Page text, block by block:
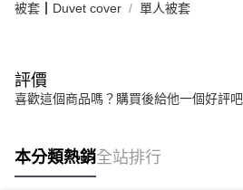
被套┃Duvet cover 單人被套
評價
喜歡這個商品嗎？購買後給他一個好評吧
本分類熱銷全站排行